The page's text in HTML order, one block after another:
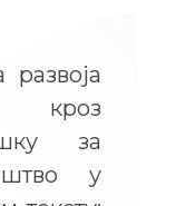
кроз
за
у